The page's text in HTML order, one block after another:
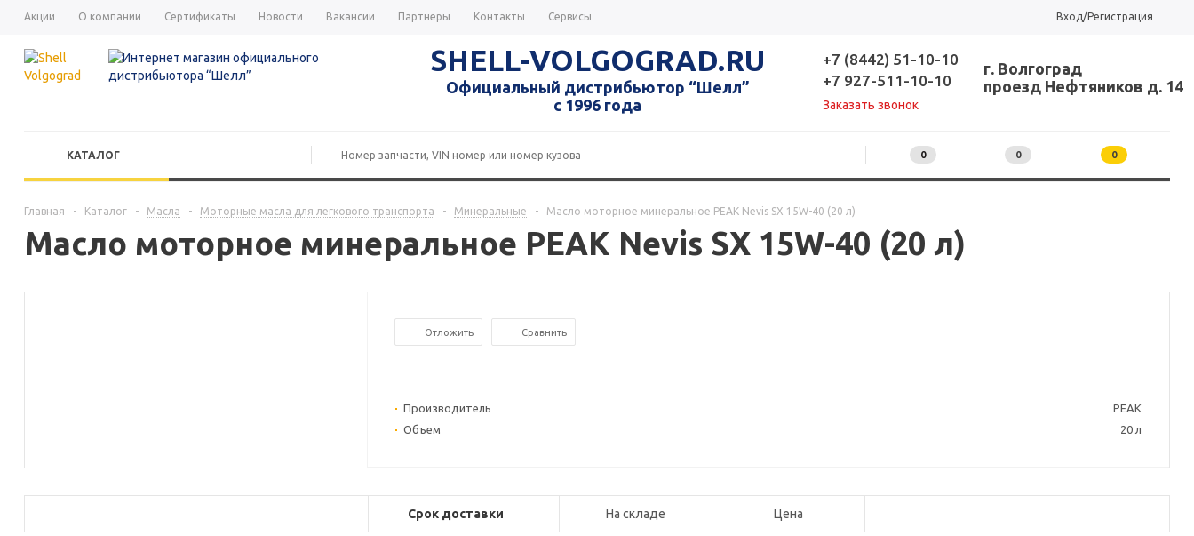
Акции О компании Сертификаты Новости Вакансии Партнеры Контакты Сервисы Вход/Регистрация
SHELL-VOLGOGRAD.RU
Официальный дистрибьютор “Шелл”
с 1996 года
+7 (8442) 51-10-10
+7 927-511-10-10
Заказать звонок
г. Волгоград
проезд Нефтяников д. 14
КАТАЛОГ 0 0 0
Главная - Каталог - Масла - Моторные масла для легкового транспорта - Минеральные - Масло моторное минеральное PEAK Nevis SX 15W-40 (20 л)
Масло моторное минеральное PEAK Nevis SX 15W-40 (20 л)
Отложить Сравнить
Производитель
PEAK
Объем
20 л
Срок доставки На складе Цена